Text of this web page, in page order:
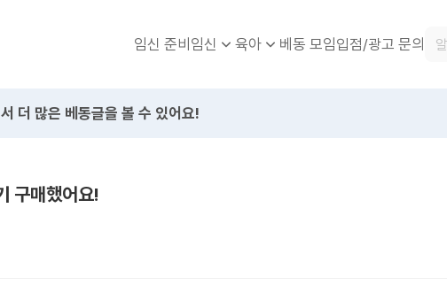
임신 준비임신 육아 베동 모임입점/광고 문의
더 많은 베동글을 볼 수 있어요!
구매했어요!